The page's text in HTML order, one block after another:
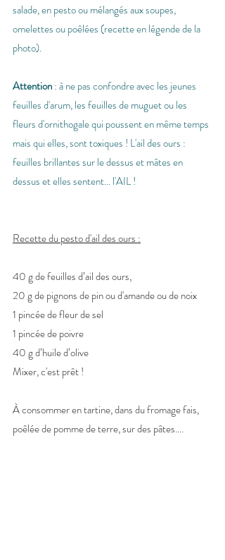
salade, en pesto ou mélangés aux soupes,
omelettes ou poêlées (recette en légende de la
photo).
Attention : à ne pas confondre avec les jeunes
feuilles d'arum, les feuilles de muguet ou les
fleurs d'ornithogale qui poussent en même temps
mais qui elles, sont toxiques ! L'ail des ours :
feuilles brillantes sur le dessus et mâtes en
dessus et elles sentent... l'AIL !
Recette du pesto d'ail des ours :
40 g de feuilles d’ail des ours,
20 g de pignons de pin ou d'amande ou de noix
1 pincée de fleur de sel
1 pincée de poivre
40 g d’huile d’olive
Mixer, c'est prêt !
À consommer en tartine, dans du fromage fais,
poêlée de pomme de terre, sur des pâtes....